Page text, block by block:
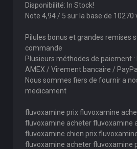
Disponibilité: In Stock!
Note 4,94 / 5 sur la base de 10270
Pilules bonus et grandes remises
commande
Plusieurs méthodes de paiement
AMEX / Virement bancaire /
Nous sommes fiers de fournir a
medicament
fluvoxamine prix fluvoxamine
fluvoxamine acheter fluvoxamine
fluvoxamine chien prix
fluvoxamine acheter fluvoxamine